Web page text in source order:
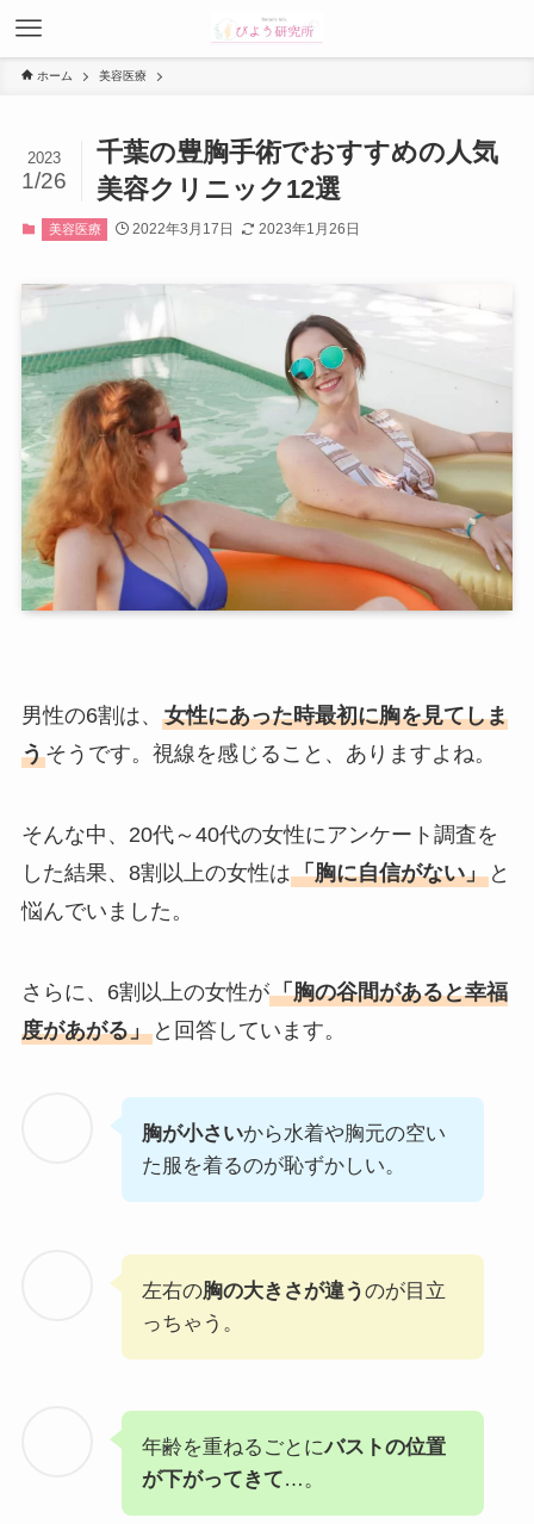
ホーム 美容医療
千葉の豊胸手術でおすすめの人気
美容クリニック12選
2023
1/26
美容医療 2022年3月17日 2023年1月26日
男性の6割は、 女性にあった時最初に胸を見てしま
うそうです。視線を感じること、ありますよね。
そんな中、20代～40代の女性にアンケート調査を
した結果、8割以上の女性は「胸に自信がない」と
悩んでいました。
さらに、6割以上の女性が「胸の谷間があると幸福
度があがる」と回答しています。
胸が小さいから水着や胸元の空い
た服を着るのが恥ずかしい。
左右の胸の大きさが違うのが目立
っちゃう。
年齢を重ねるごとにバストの位置
が下がってきて…。